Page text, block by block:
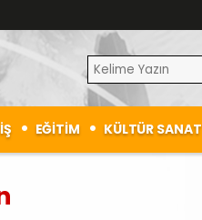
EĞİTİM KÜLTÜR SANAT